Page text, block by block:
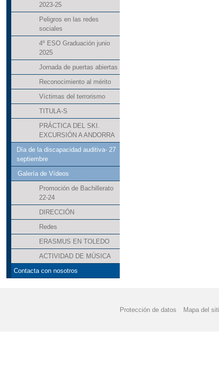
2023-25
Peligros en las redes
sociales
4º ESO Graduación junio
2025
Jornada de puertas abiertas
Reconocimiento al mérito
Víctimas del terrorismo
TITULA-S
PRÁCTICA DEL SKI.
EXCURSIÓN A ANDORRA
Día de la discapacidad auditiva- 27
septiembre
Galería de Vídeos
Promoción de Bachillerato
22-24
DIRECCIÓN
Redes
ERASMUS EN TOLEDO
ACTIVIDAD DE MÚSICA
Contacta con nosotros
Protección de datos Mapa del